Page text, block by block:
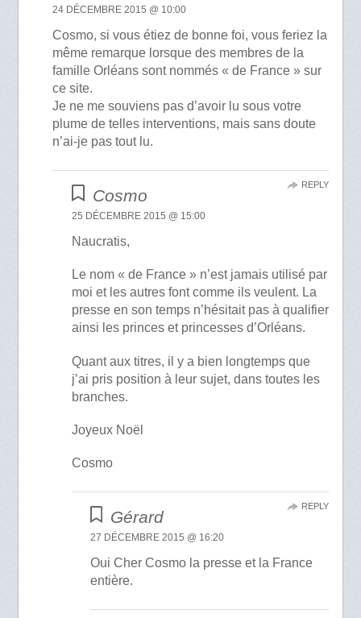
24 DÉCEMBRE 2015 @ 10:00
Cosmo, si vous étiez de bonne foi, vous feriez la
même remarque lorsque des membres de la
famille Orléans sont nommés « de France » sur
ce site.
Je ne me souviens pas d’avoir lu sous votre
plume de telles interventions, mais sans doute
n’ai-je pas tout lu.
Cosmo
25 DÉCEMBRE 2015 @ 15:00
Naucratis,
Le nom « de France » n’est jamais utilisé par
moi et les autres font comme ils veulent. La
presse en son temps n’hésitait pas à qualifier
ainsi les princes et princesses d’Orléans.
Quant aux titres, il y a bien longtemps que
j’ai pris position à leur sujet, dans toutes les
branches.
Joyeux Noël
Cosmo
REPLY
Gérard
27 DÉCEMBRE 2015 @ 16:20
Oui Cher Cosmo la presse et la France
entière.
REPLY